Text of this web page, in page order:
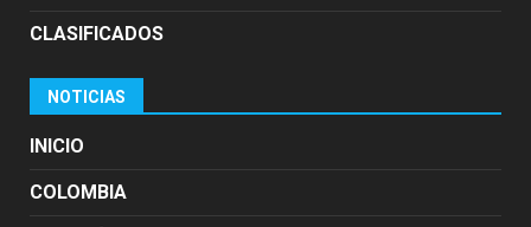
CLASIFICADOS
NOTICIAS
INICIO
COLOMBIA